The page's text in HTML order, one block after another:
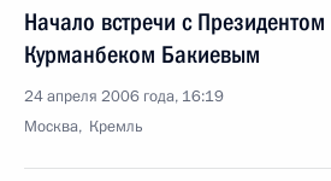
Начало встречи с
Курманбеком Бакиевым
24 апреля 2006 года, 16:19
Москва, Кремль